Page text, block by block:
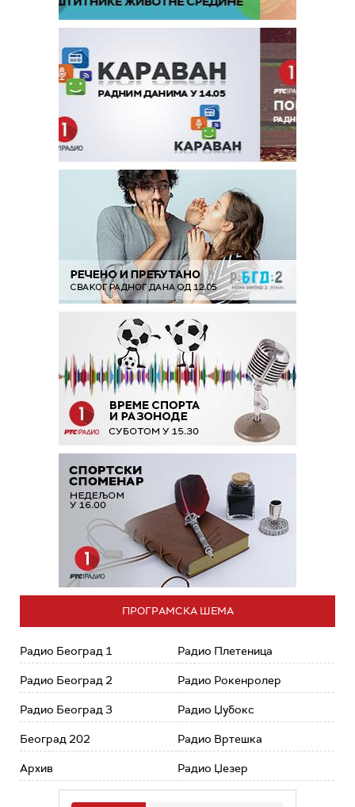
ПРОГРАМСКА ШЕМА
Радио Београд 1
Радио Београд 2
Радио Београд 3
Београд 202
Архив
Радио Плетеница
Радио Рокенролер
Радио Џубокс
Радио Вртешка
Радио Џезер